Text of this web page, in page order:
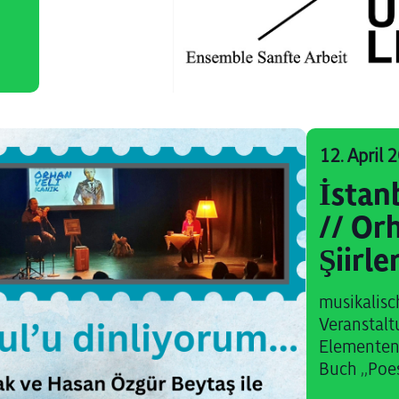
12. April
//
Buch